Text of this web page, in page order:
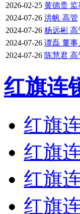
2026-02-25 黄德贵 监
2024-07-26 洪帆 高管
2024-07-26 杨远彬 高
2024-07-26 谭磊 董事
2024-07-26 陈慧君 高
红旗连
红旗
红旗
红旗
红旗